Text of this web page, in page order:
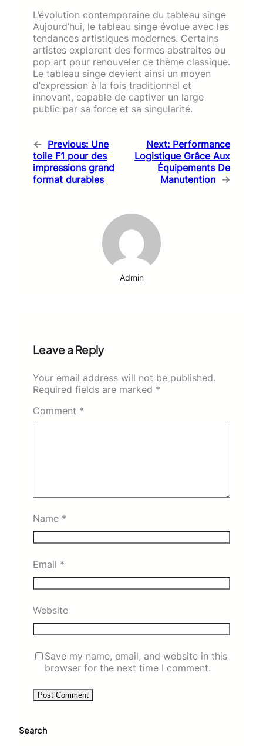
L’évolution contemporaine du tableau singe
Aujourd’hui, le tableau singe évolue avec les
tendances artistiques modernes. Certains
artistes explorent des formes abstraites ou
pop art pour renouveler ce thème classique.
Le tableau singe devient ainsi un moyen
d’expression à la fois traditionnel et
innovant, capable de captiver un large
public par sa force et sa singularité.
← Previous: Une
toile F1 pour des
impressions grand
format durables
Next: Performance
Logistique Grâce Aux
Équipements De
Manutention →
Admin
Leave a Reply
Your email address will not be published.
Required fields are marked *
Comment *
Name *
Email *
Website
Save my name, email, and website in this
browser for the next time I comment.
Search